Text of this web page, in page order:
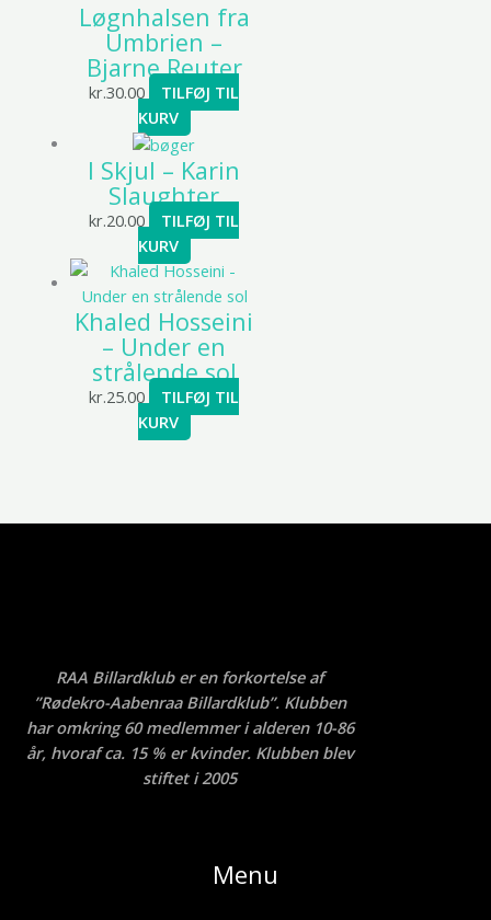
Løgnhalsen fra
Umbrien –
Bjarne Reuter
kr.30.00
TILFØJ TIL
KURV
I Skjul – Karin
Slaughter
kr.20.00
TILFØJ TIL
KURV
Khaled Hosseini
– Under en
strålende sol
kr.25.00
TILFØJ TIL
KURV
RAA Billardklub er en forkortelse af
”Rødekro-Aabenraa Billardklub”. Klubben
har omkring 60 medlemmer i alderen 10-86
år, hvoraf ca. 15 % er kvinder. Klubben blev
stiftet i 2005
Menu